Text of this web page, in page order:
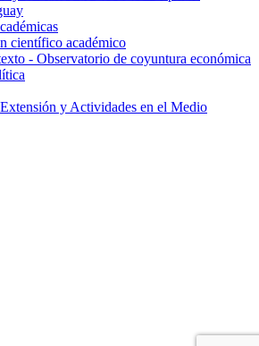
científico académico
- Observatorio de coyuntura económica
y Actividades en el Medio